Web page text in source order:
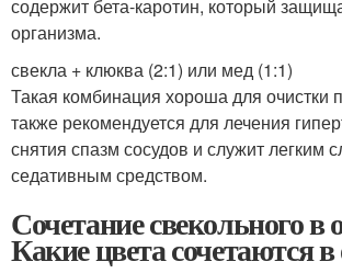
содержит бета-каротин, который
организма.
свекла + клюква (2:1) или мед (1:1)
Такая комбинация хороша для очистки
также рекомендуется для лечения
снятия спазм сосудов и служит легким
седативным средством.
Сочетание свекольного в
Какие цвета сочетаются в